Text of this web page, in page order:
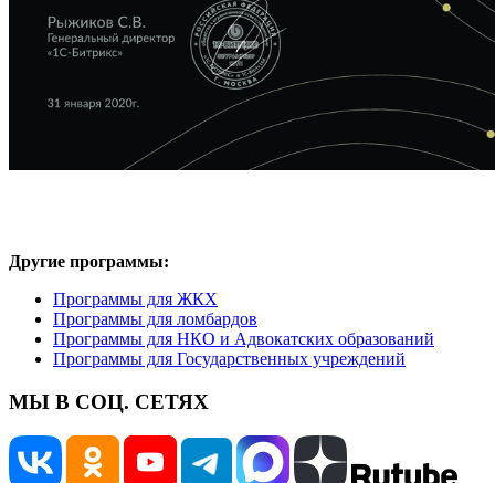
Другие программы:
Программы для ЖКХ
Программы для ломбардов
Программы для НКО и Адвокатских образований
Программы для Государственных учреждений
МЫ В СОЦ. СЕТЯХ